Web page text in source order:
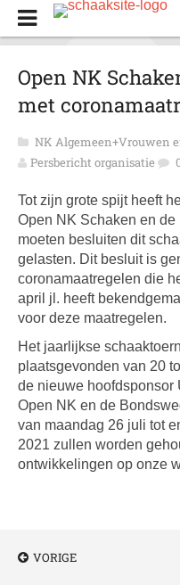
Open NK
met
NK Algemeen+Vrouwen
Persbericht organisatie
Tot zijn grote spijt heeft
Open NK Schaken en
moeten besluiten dit
gelasten. Dit besluit is
coronamaatregelen die
april jl. heeft
voor deze maatregelen.
Het jaarlijkse
plaatsgevonden van 20
de nieuwe hoofdsponsor
Open NK en de
van maandag 26 juli tot
2021 zullen worden
ontwikkelingen op onze
VORIGE